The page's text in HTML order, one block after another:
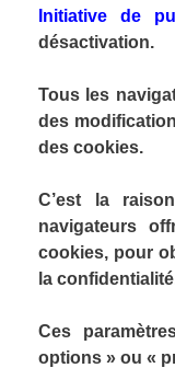
Initiative de
désactivation.
Tous les
des
des cookies.
C’est la
navigateurs
cookies, pour
la
Ces
options » ou «